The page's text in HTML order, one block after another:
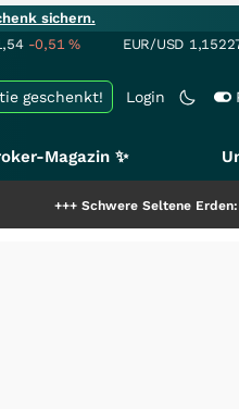
sichern.
-0,51% EUR/USD
Login
geschenkt!
Magazin ✨
Schwere Seltene Erden: